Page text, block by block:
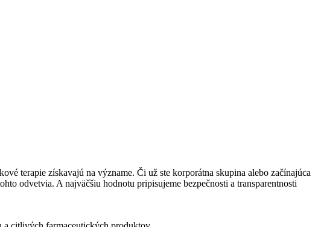
terapie získavajú na význame. Či už ste korporátna skupina alebo začínajúca
odvetvia. A najväčšiu hodnotu pripisujeme bezpečnosti a transparentnosti